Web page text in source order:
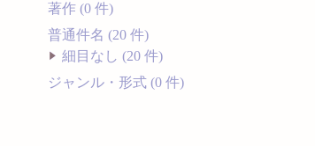
著作 (0 件)
普通件名 (20 件)
細目なし (20 件)
ジャンル・形式 (0 件)